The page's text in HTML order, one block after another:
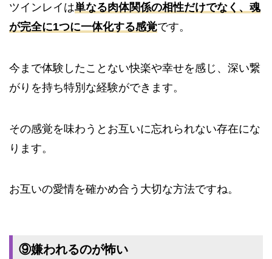
ツインレイは単なる肉体関係の相性だけでなく、魂
が完全に1つに一体化する感覚です。
今まで体験したことない快楽や幸せを感じ、深い繋
がりを持ち特別な経験ができます。
その感覚を味わうとお互いに忘れられない存在にな
ります。
お互いの愛情を確かめ合う大切な方法ですね。
⑨嫌われるのが怖い